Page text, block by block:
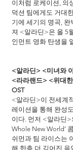
이처럼 로케이션, 의
덕션 팀에게도 거대
기에 세기의 명곡, 완
져 <알라딘>은 올 5
인먼트 영화 탄생을
<알라딘> <미녀와
<라라랜드> <위대
OST
<알라딘>이 전세계
레이션을 통해 완성
이다. 먼저 <알라딘>
Whole New World’
쉬먼과 팀 라이스는
해 한층 더 깊어진 음